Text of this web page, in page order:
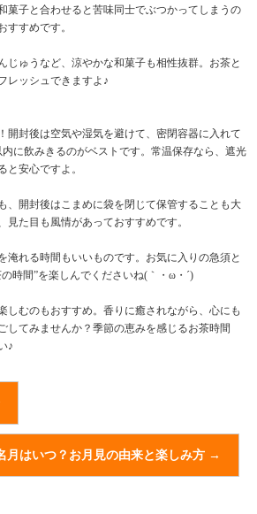
菓子と合わせると苦味同士でぶつかってしまうの
すすめです。
じゅうなど、涼やかな和菓子も相性抜群。お茶と
レッシュできますよ♪
開封後は空気や湿気を避けて、密閉容器に入れて
に飲みきるのがベストです。常温保存なら、遮光
と安心ですよ。
、開封後はこまめに袋を閉じて保管することも大
見た目も風情があっておすすめです。
淹れる時間もいいものです。お気に入りの急須と
時間”を楽しんでくださいね(｀・ω・´)
しむのもおすすめ。香りに癒されながら、心にも
してみませんか？季節の恵みを感じるお茶時間
♪
月はいつ？お月見の由来と楽しみ方 →